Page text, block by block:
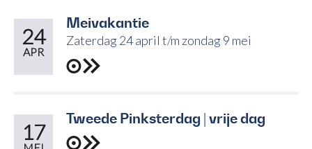
Meivakantie
24
APR
Zaterdag 24 april t/m zondag 9 mei
Tweede Pinksterdag | vrije dag
17